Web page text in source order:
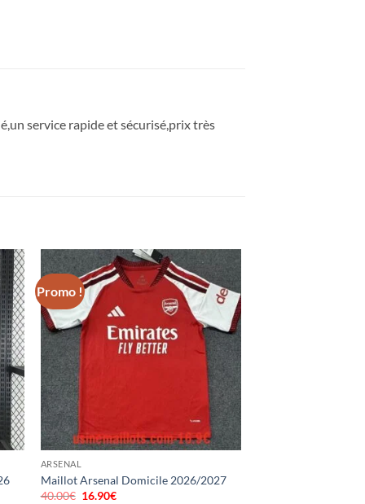
service rapide et sécurisé,prix très
Promo !
ARSENAL
Maillot Arsenal Domicile 2026/2027
40.00€ Le
16.90€Le